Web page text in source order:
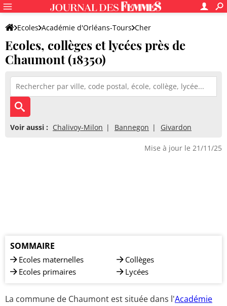
Ecoles Académie d'Orléans-Tours Cher
Ecoles, collèges et lycées près de
Chaumont (18350)
Voir aussi : Chalivoy-Milon Bannegon Givardon
Mise à jour le 21/11/25
SOMMAIRE
Ecoles maternelles
Ecoles primaires
Collèges
Lycées
La commune de Chaumont est située dans l'Académie